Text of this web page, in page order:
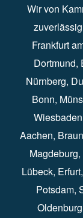
Wir von
Frankfurt
Dortmund⁠,
Nürnberg⁠,
Bonn⁠⁠,
Wiesbaden
Aachen⁠⁠,
Magdeburg⁠,
Lübeck⁠, Erfurt⁠,
Potsdam⁠,
Oldenburg